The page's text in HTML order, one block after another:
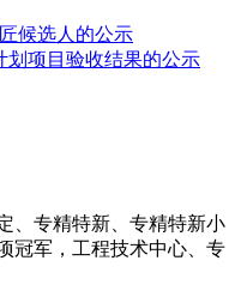
候选人的公示
划项目验收结果的公示